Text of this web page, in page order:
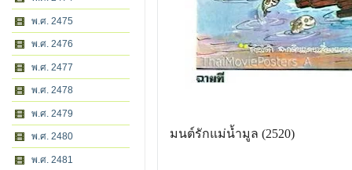
พ.ศ. 2475
พ.ศ. 2476
พ.ศ. 2477
พ.ศ. 2478
พ.ศ. 2479
พ.ศ. 2480
พ.ศ. 2481
มนต์รักแม่น้ำมูล (2520)